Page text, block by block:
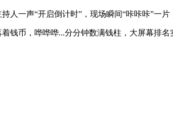
人一声“开启倒计时”，现场瞬间“咔咔咔”一
钱币，哗哗哗...分分钟数满钱柱，大屏幕排